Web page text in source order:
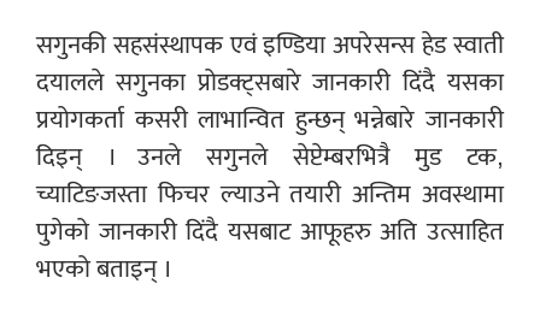
सगुनकी सहसंस्थापक एवं इण्डिया अपरेसन्स हेड स्वाती
दयालले सगुनका प्रोडक्ट्सबारे जानकारी दिंदै यसका
प्रयोगकर्ता कसरी लाभान्वित हुन्छन् भन्नेबारे जानकारी
दिइन् । उनले सगुनले सेप्टेम्बरभित्रै मुड टक,
च्याटिङजस्ता फिचर ल्याउने तयारी अन्तिम अवस्थामा
पुगेको जानकारी दिंदै यसबाट आफूहरु अति उत्साहित
भएको बताइन् ।